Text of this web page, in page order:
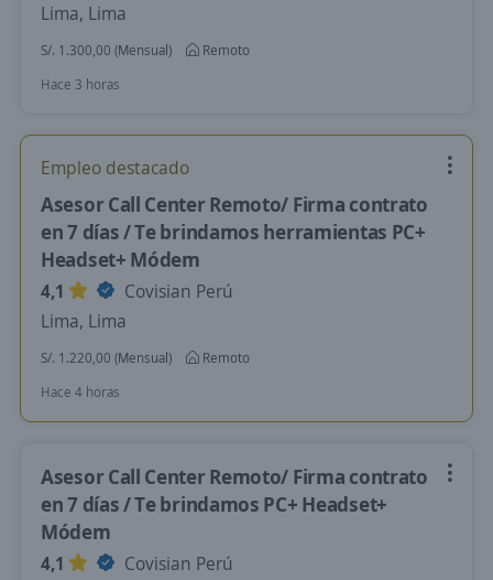
Lima, Lima
S/. 1.300,00 (Mensual)
Remoto
Hace 3 horas
Empleo destacado
Asesor Call Center Remoto/ Firma contrato
en 7 días / Te brindamos herramientas PC+
Headset+ Módem
4,1
Covisian Perú
Lima, Lima
S/. 1.220,00 (Mensual)
Remoto
Hace 4 horas
Asesor Call Center Remoto/ Firma contrato
en 7 días / Te brindamos PC+ Headset+
Módem
4,1
Covisian Perú